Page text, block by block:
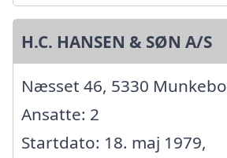
H.C. HANSEN & SØN A/S
Næsset 46, 5330 Munkebo
Ansatte: 2
Startdato: 18. maj 1979,